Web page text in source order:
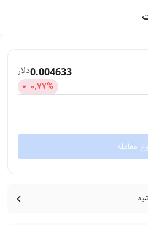
0.004633دلار
0.77%
معامله